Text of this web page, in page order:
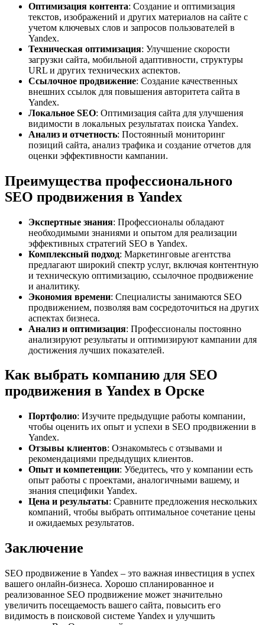
Оптимизация контента: Создание и оптимизация
текстов, изображений и других материалов на сайте с
учетом ключевых слов и запросов пользователей в
Yandex.
Техническая оптимизация: Улучшение скорости
загрузки сайта, мобильной адаптивности, структуры
URL и других технических аспектов.
Ссылочное продвижение: Создание качественных
внешних ссылок для повышения авторитета сайта в
Yandex.
Локальное SEO: Оптимизация сайта для улучшения
видимости в локальных результатах поиска Yandex.
Анализ и отчетность: Постоянный мониторинг
позиций сайта, анализ трафика и создание отчетов для
оценки эффективности кампании.
Преимущества профессионального
SEO продвижения в Yandex
Экспертные знания: Профессионалы обладают
необходимыми знаниями и опытом для реализации
эффективных стратегий SEO в Yandex.
Комплексный подход: Маркетинговые агентства
предлагают широкий спектр услуг, включая контентную
и техническую оптимизацию, ссылочное продвижение
и аналитику.
Экономия времени: Специалисты занимаются SEO
продвижением, позволяя вам сосредоточиться на других
аспектах бизнеса.
Анализ и оптимизация: Профессионалы постоянно
анализируют результаты и оптимизируют кампании для
достижения лучших показателей.
Как выбрать компанию для SEO
продвижения в Yandex в Орске
Портфолио: Изучите предыдущие работы компании,
чтобы оценить их опыт и успехи в SEO продвижении в
Yandex.
Отзывы клиентов: Ознакомьтесь с отзывами и
рекомендациями предыдущих клиентов.
Опыт и компетенции: Убедитесь, что у компании есть
опыт работы с проектами, аналогичными вашему, и
знания специфики Yandex.
Цена и результаты: Сравните предложения нескольких
компаний, чтобы выбрать оптимальное сочетание цены
и ожидаемых результатов.
Заключение
SEO продвижение в Yandex – это важная инвестиция в успех
вашего онлайн-бизнеса. Хорошо спланированное и
реализованное SEO продвижение может значительно
увеличить посещаемость вашего сайта, повысить его
видимость в поисковой системе Yandex и улучшить